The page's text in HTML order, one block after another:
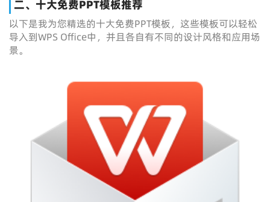
二、十大免费PPT模板推荐
以下是我为您精选的十大免费PPT模板，这些模板可以轻松
导入到WPS Office中，并且各自有不同的设计风格和应用场
景。